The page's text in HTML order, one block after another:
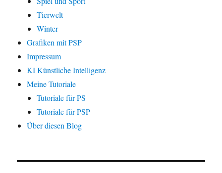
Tierwelt
Winter
Grafiken mit PSP
Impressum
KI Künstliche Intelligenz
Meine Tutoriale
Tutoriale für PS
Tutoriale für PSP
Über diesen Blog